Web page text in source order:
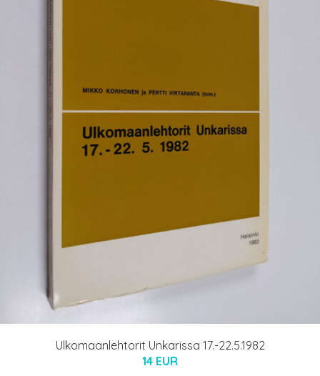
Ulkomaanlehtorit Unkarissa 17.-22.5.1982
14 EUR